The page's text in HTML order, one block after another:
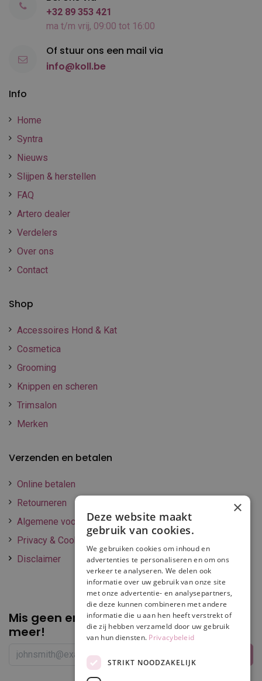
Info
Home
Syntra
Nieuws
Slijpen & herstellen
FAQ
Artero dealer
Verdelers
Over ons
Contact
Shop
Accessoires Hond & Kat
Cosmetica
Grooming
Knippen en scheren
Trimsalon
Merken
Verzenden en betalen
Online betalen
Retourneren
Algemene voorwaarden
Privacy & Cookie policy
Disclaimer
Mis geen enkelepromotie of korting
meer!
+32 89 353 421
ma t/m vrij, 09:00 tot 16:00
Of stuur ons een mail via
info@koll.be
×
Deze website maakt
gebruik van cookies.
We gebruiken cookies om inhoud en
advertenties te personaliseren en om ons
verkeer te analyseren. We delen ook
informatie over uw gebruik van onze site
met onze advertentie- en analysepartners,
die deze kunnen combineren met andere
informatie die u aan hen heeft verstrekt of
die zij hebben verzameld door uw gebruik
van hun diensten. Privacybeleid
STRIKT NOODZAKELIJK